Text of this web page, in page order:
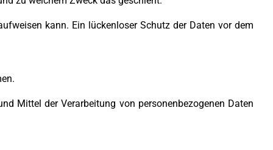
kann. Ein lückenloser Schutz der Daten vor dem
Mittel der Verarbeitung von personenbezogenen Daten